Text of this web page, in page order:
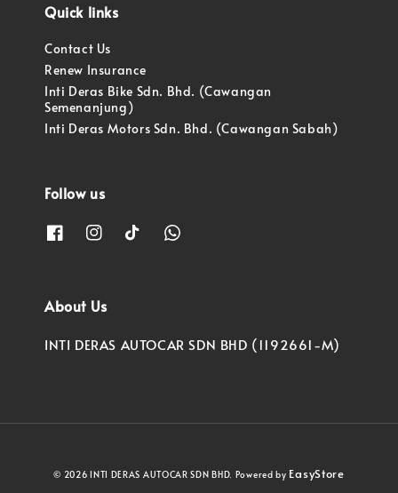
Quick links
Contact Us
Renew Insurance
Inti Deras Bike Sdn. Bhd. (Cawangan
Semenanjung)
Inti Deras Motors Sdn. Bhd. (Cawangan Sabah)
Follow us
About Us
INTI DERAS AUTOCAR SDN BHD (1192661-M)
© 2026 INTI DERAS AUTOCAR SDN BHD. Powered by EasyStore